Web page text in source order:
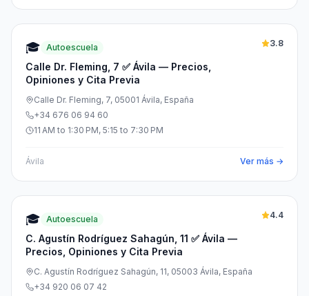
🎓 Autoescuela
Calle Dr. Fleming, 7 ✅ Ávila — Precios,
Opiniones y Cita Previa
3.8
Calle Dr. Fleming, 7, 05001 Ávila, España
+34 676 06 94 60
11 AM to 1:30 PM, 5:15 to 7:30 PM
Ávila Ver más →
🎓 Autoescuela
C. Agustín Rodríguez Sahagún, 11 ✅ Ávila —
Precios, Opiniones y Cita Previa
4.4
C. Agustín Rodríguez Sahagún, 11, 05003 Ávila, España
+34 920 06 07 42